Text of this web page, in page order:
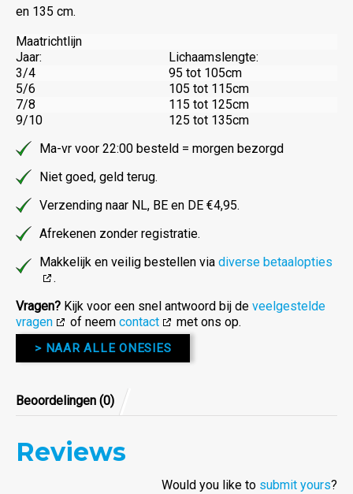
en 135 cm.
Maatrichtlijn
Jaar:
Lichaamslengte:
3/4
95 tot 105cm
5/6
105 tot 115cm
7/8
115 tot 125cm
9/10
125 tot 135cm
Ma-vr voor 22:00 besteld = morgen bezorgd
Niet goed, geld terug.
Verzending naar NL, BE en DE €4,95.
Afrekenen zonder registratie.
Makkelijk en veilig bestellen via diverse betaalopties
.
Vragen? Kijk voor een snel antwoord bij de veelgestelde
vragen
of neem contact met ons op.
> NAAR ALLE ONESIES
Beoordelingen (0)
Reviews
Would you like to submit yours?